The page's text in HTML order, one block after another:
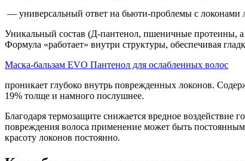
— универсальный ответ на бьюти-проблемы с локонами
Уникальный состав (Д-пантенол, пшеничные протеины,
Формула «работает» внутри структуры, обеспечивая
Маска-бальзам EVO Пантенол для ослабленных волос
проникает глубоко внутрь поврежденных локонов.
19% толще и намного послушнее.
Благодаря термозащите снижается вредное
повреждения волоса применение может быть
красоту локонов постоянно.